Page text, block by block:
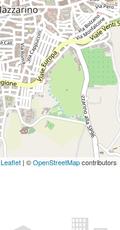
Leaflet | ©OpenStreetMapcontributors